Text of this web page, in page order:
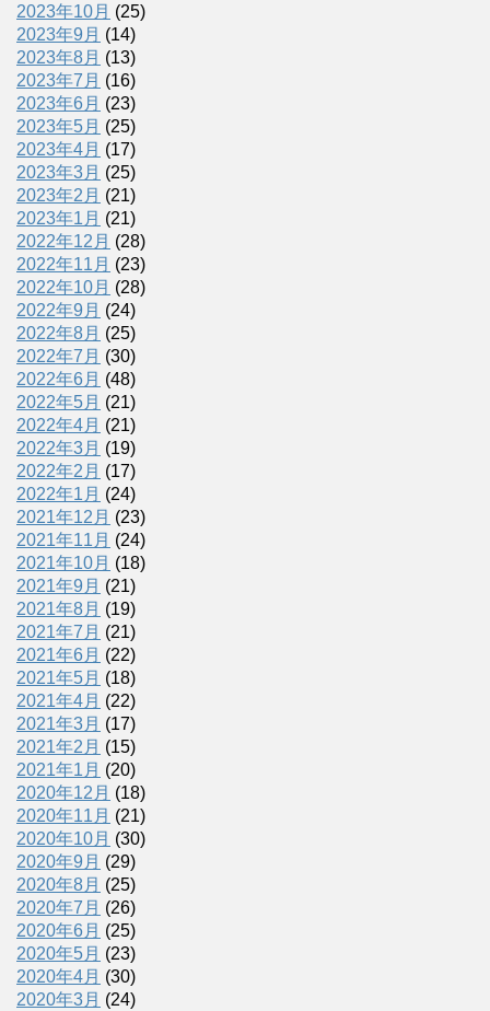
2023年10月 (25)
2023年9月 (14)
2023年8月 (13)
2023年7月 (16)
2023年6月 (23)
2023年5月 (25)
2023年4月 (17)
2023年3月 (25)
2023年2月 (21)
2023年1月 (21)
2022年12月 (28)
2022年11月 (23)
2022年10月 (28)
2022年9月 (24)
2022年8月 (25)
2022年7月 (30)
2022年6月 (48)
2022年5月 (21)
2022年4月 (21)
2022年3月 (19)
2022年2月 (17)
2022年1月 (24)
2021年12月 (23)
2021年11月 (24)
2021年10月 (18)
2021年9月 (21)
2021年8月 (19)
2021年7月 (21)
2021年6月 (22)
2021年5月 (18)
2021年4月 (22)
2021年3月 (17)
2021年2月 (15)
2021年1月 (20)
2020年12月 (18)
2020年11月 (21)
2020年10月 (30)
2020年9月 (29)
2020年8月 (25)
2020年7月 (26)
2020年6月 (25)
2020年5月 (23)
2020年4月 (30)
2020年3月 (24)